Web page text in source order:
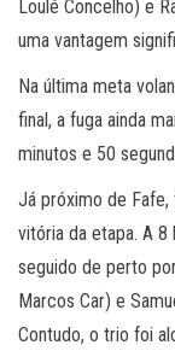
Loulé Concelho) e
uma vantagem
Na última meta
final, a fuga ainda
minutos e 50
Já próximo de
vitória da etapa. A 8
seguido de perto
Marcos Car) e
Contudo, o trio foi